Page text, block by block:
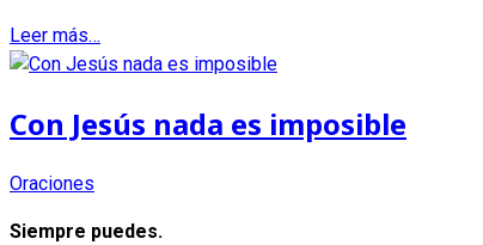
Leer más…
Con Jesús nada es imposible
Oraciones
Siempre puedes.